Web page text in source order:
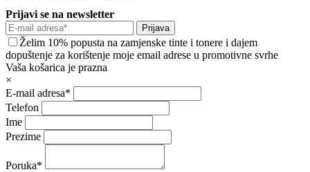
Prijavi se na newsletter
Prijava
Želim 10% popusta na zamjenske tinte i tonere i dajem
dopuštenje za korištenje moje email adrese u promotivne svrhe
Vaša košarica je prazna
×
E-mail adresa*
Telefon
Ime
Prezime
Poruka*